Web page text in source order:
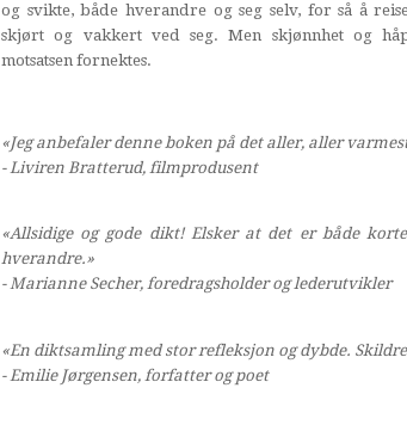
og svikte, både hverandre og seg selv, for så å
skjørt og vakkert ved seg. Men skjønnhet og
motsatsen fornektes.
«Jeg anbefaler denne boken på det aller, aller
- Liviren Bratterud, filmprodusent
«Allsidige og gode dikt! Elsker at det er både
hverandre.»
- Marianne Secher, foredragsholder og lederutvikler
«En diktsamling med stor refleksjon og dybde.
- Emilie Jørgensen, forfatter og poet